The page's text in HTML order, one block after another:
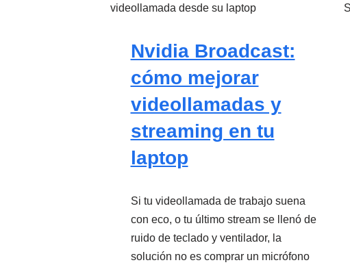
Nvidia Broadcast:
cómo mejorar
videollamadas y
streaming en tu
laptop
Si tu videollamada de trabajo suena
con eco, o tu último stream se llenó de
ruido de teclado y ventilador, la
solución no es comprar un micrófono